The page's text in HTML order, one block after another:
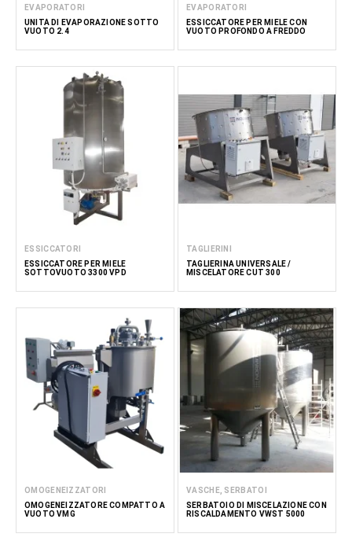
EVAPORATORI
UNITÀ DI EVAPORAZIONE SOTTO
VUOTO 2.4
EVAPORATORI
ESSICCATORE PER MIELE CON
VUOTO PROFONDO A FREDDO
ESSICCATORI
ESSICCATORE PER MIELE
SOTTOVUOTO 3300 VPD
TAGLIERINI
TAGLIERINA UNIVERSALE /
MISCELATORE CUT 300
OMOGENEIZZATORI
OMOGENEIZZATORE COMPATTO A
VUOTO VMG
VASCHE, SERBATOI
SERBATOIO DI MISCELAZIONE CON
RISCALDAMENTO VWST 5000